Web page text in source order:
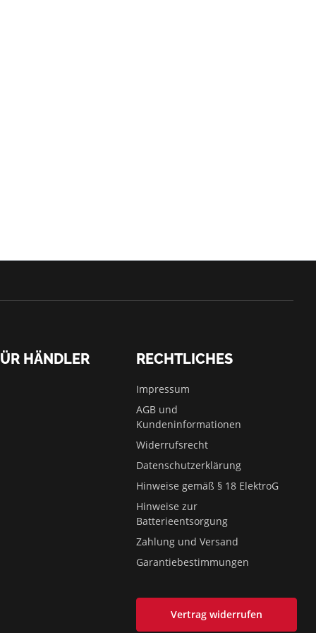
HÄNDLER RECHTLICHES
Impressum
AGB und
Kundeninformationen
Widerrufsrecht
Datenschutzerklärung
Hinweise gemäß § 18 ElektroG
Hinweise zur
Batterieentsorgung
Zahlung und Versand
Garantiebestimmungen
Vertrag widerrufen